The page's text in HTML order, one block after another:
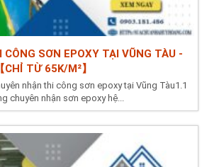
SƠN EPOXY TẠI VŨNG TÀU -
【CHỈ TỪ 65K/M²】
nhận thi công sơn epoxy tại Vũng Tàu1.1
chuyên nhận sơn epoxy hệ...